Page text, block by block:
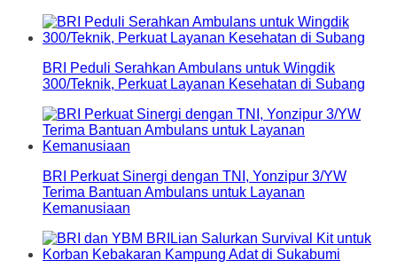
BRI Peduli Serahkan Ambulans untuk Wingdik
300/Teknik, Perkuat Layanan Kesehatan di Subang
BRI Perkuat Sinergi dengan TNI, Yonzipur 3/YW
Terima Bantuan Ambulans untuk Layanan
Kemanusiaan